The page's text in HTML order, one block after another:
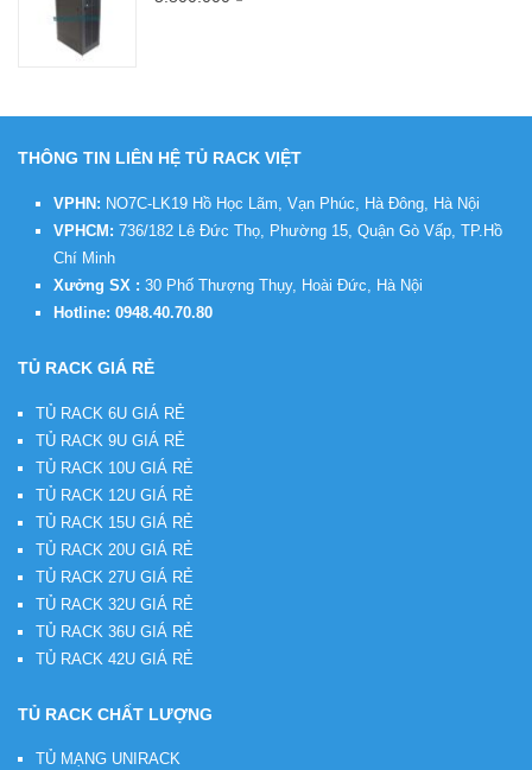
THÔNG TIN LIÊN HỆ TỦ RACK VIỆT
VPHN: NO7C-LK19 Hồ Học Lãm, Vạn Phúc, Hà Đông, Hà Nội
VPHCM: 736/182 Lê Đức Thọ, Phường 15, Quận Gò Vấp, TP.Hồ
Chí Minh
Xưởng SX : 30 Phố Thượng Thụy, Hoài Đức, Hà Nội
Hotline: 0948.40.70.80
TỦ RACK GIÁ RẺ
TỦ RACK 6U GIÁ RẺ
TỦ RACK 9U GIÁ RẺ
TỦ RACK 10U GIÁ RẺ
TỦ RACK 12U GIÁ RẺ
TỦ RACK 15U GIÁ RẺ
TỦ RACK 20U GIÁ RẺ
TỦ RACK 27U GIÁ RẺ
TỦ RACK 32U GIÁ RẺ
TỦ RACK 36U GIÁ RẺ
TỦ RACK 42U GIÁ RẺ
TỦ RACK CHẤT LƯỢNG
TỦ MẠNG UNIRACK